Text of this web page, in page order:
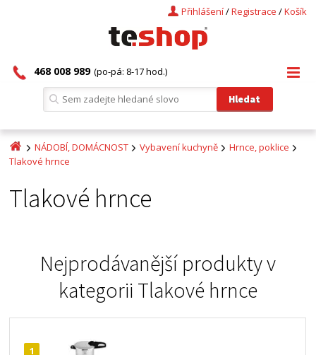
Košík
/
Registrace
/
Přihlášení
468 008 989 (po-pá: 8-17 hod.)
NÁDOBÍ, DOMÁCNOST Vybavení kuchyně
Hrnce, poklice
Tlakové hrnce
Tlakové hrnce
Nejprodávanější produkty v
kategorii Tlakové hrnce
1